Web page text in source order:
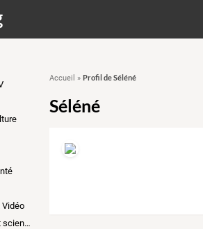
Vidéo
Accueil » Profil de Séléné
Séléné